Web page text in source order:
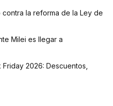
contra la reforma de la Ley de
Milei es llegar a
2026: Descuentos,